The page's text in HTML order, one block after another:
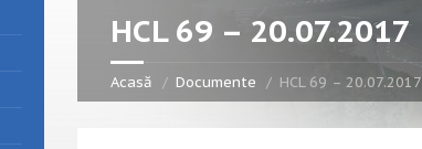
HCL 69 – 20.07.2017
Acasă Documente HCL 69 – 20.07.2017